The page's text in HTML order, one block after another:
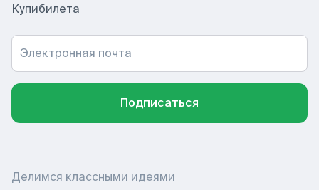
Купибилета
Электронная почта
Подписаться
Делимся классными идеями